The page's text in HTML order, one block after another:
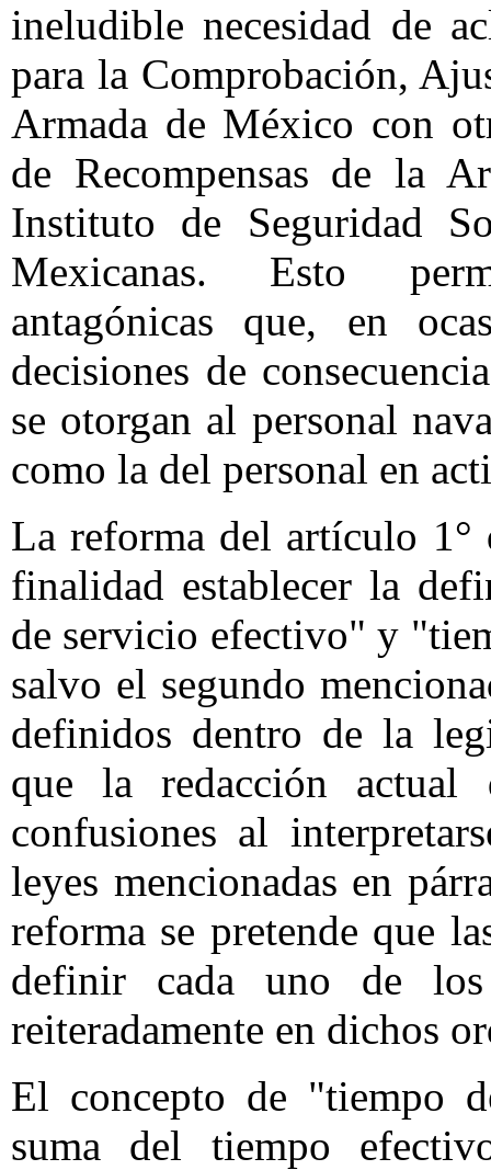
ineludible necesidad de
para la Comprobación,
Armada de México con
de Recompensas de la
Instituto de Seguridad
Mexicanas. Esto
antagónicas que, en
decisiones de
se otorgan al personal
como la del personal en
La reforma del artículo 1°
finalidad establecer la
de servicio efectivo" y
salvo el segundo
definidos dentro de la
que la redacción
confusiones al
leyes mencionadas en
reforma se pretende que
definir cada uno de los
reiteradamente en dichos
El concepto de "tiempo
suma del tiempo